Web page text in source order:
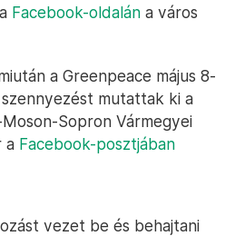
Facebook-oldalán a város
a Greenpeace május 8-
mutattak ki a
Sopron Vármegyei
a Facebook-posztjában
vezet be és behajtani